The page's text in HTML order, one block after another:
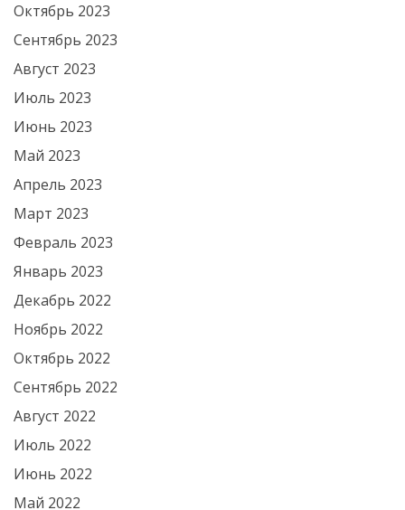
Октябрь 2023
Сентябрь 2023
Август 2023
Июль 2023
Июнь 2023
Май 2023
Апрель 2023
Март 2023
Февраль 2023
Январь 2023
Декабрь 2022
Ноябрь 2022
Октябрь 2022
Сентябрь 2022
Август 2022
Июль 2022
Июнь 2022
Май 2022